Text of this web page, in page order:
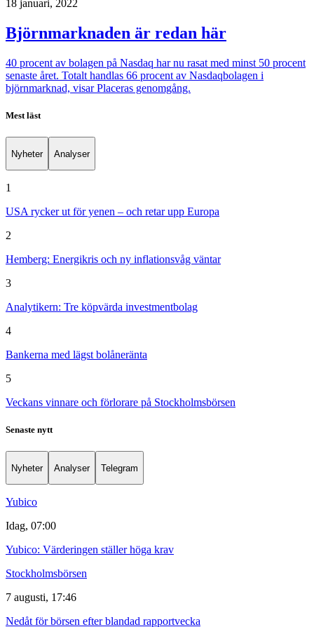
18 januari, 2022
Björnmarknaden är redan här
40 procent av bolagen på Nasdaq har nu rasat med minst 50 procent
senaste året. Totalt handlas 66 procent av Nasdaqbolagen i
björnmarknad, visar Placeras genomgång.
Mest läst
Nyheter Analyser
1
USA rycker ut för yenen – och retar upp Europa
2
Hemberg: Energikris och ny inflationsvåg väntar
3
Analytikern: Tre köpvärda investmentbolag
4
Bankerna med lägst bolåneränta
5
Veckans vinnare och förlorare på Stockholmsbörsen
Senaste nytt
Nyheter Analyser Telegram
Yubico
Idag, 07:00
Yubico: Värderingen ställer höga krav
Stockholmsbörsen
7 augusti, 17:46
Nedåt för börsen efter blandad rapportvecka